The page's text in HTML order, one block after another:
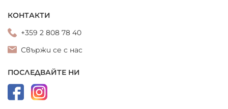
КОНТАКТИ
+359 2 808 78 40
Свържи се с нас
ПОСЛЕДВАЙТЕ НИ